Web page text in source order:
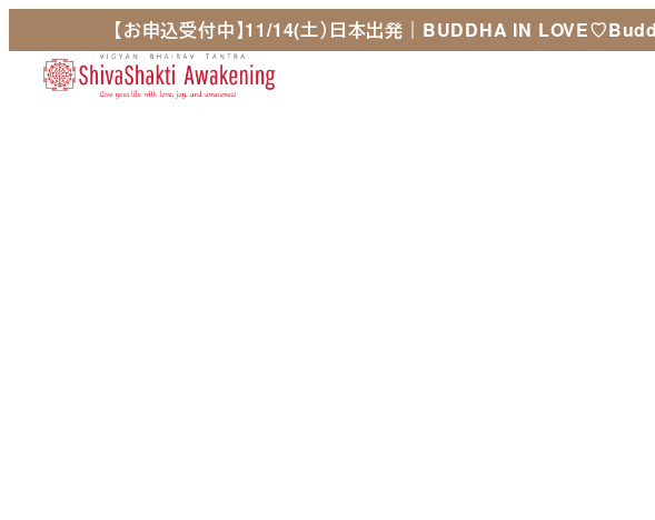
イ
【お申込受付中】11/14(土）日本出発｜BUDDHA IN